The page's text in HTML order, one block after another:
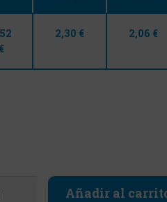
€
2,30 € 2,06 €
Añadir al